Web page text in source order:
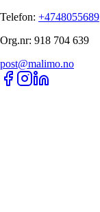
Telefon: +4748055689
Org.nr: 918 704 639
post@malimo.no